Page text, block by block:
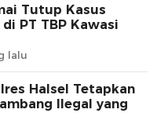
Tutup Kasus
PT TBP Kawasi
lalu
Halsel Tetapkan
Ilegal yang